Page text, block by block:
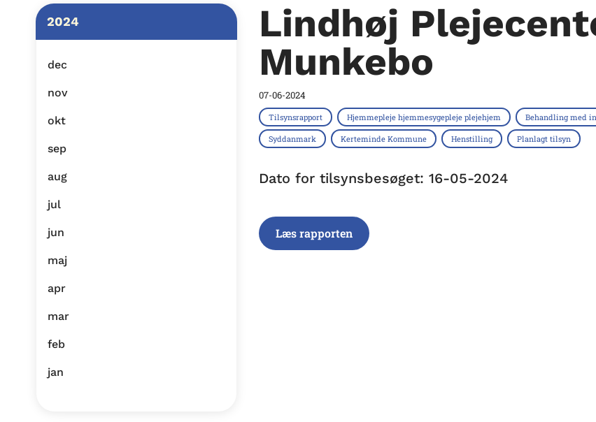
2024
dec
nov
okt
sep
aug
jul
jun
maj
apr
mar
feb
jan
Lindhøj
Munkebo
07-06-2024
Tilsynsrapport Hjemmepleje hjemmesygepleje plejehjem Behandling med
Syddanmark Kerteminde Kommune Henstilling Planlagt tilsyn
Dato for tilsynsbesøget: 16-05-2024
Læs rapporten